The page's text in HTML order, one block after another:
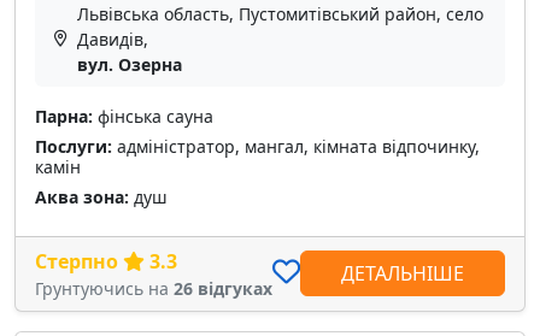
Львівська область, Пустомитівський район, село
Давидів,
вул. Озерна
Парна: фінська сауна
Послуги: адміністратор, мангал, кімната відпочинку,
камін
Аква зона: душ
Стерпно 3.3
Грунтуючись на 26 відгуках
ДЕТАЛЬНІШЕ